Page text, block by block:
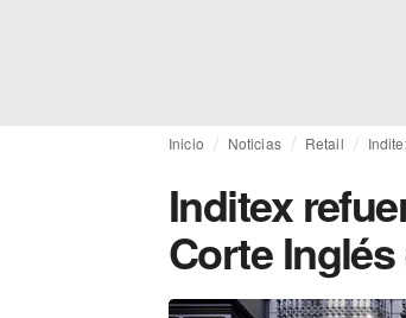
Inicio Noticias Retail
Inditex
Corte